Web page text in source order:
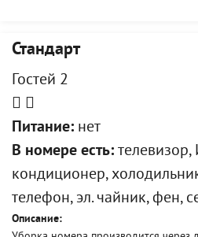
Стандарт
Гостей 2
Питание: нет
В номере есть: телевизор,
кондиционер,
телефон, эл. чайник, фен,
Описание: